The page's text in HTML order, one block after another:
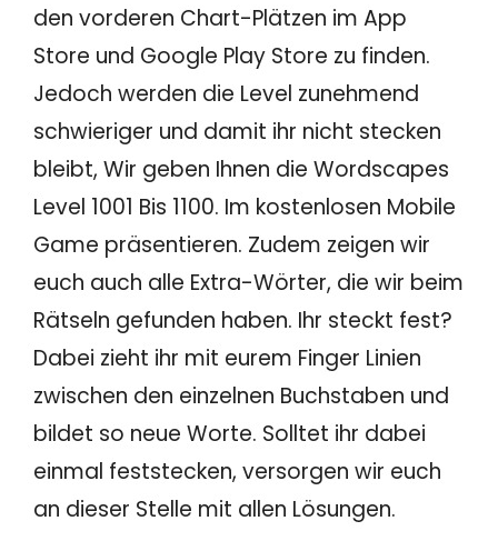
den vorderen Chart-Plätzen im App
Store und Google Play Store zu finden.
Jedoch werden die Level zunehmend
schwieriger und damit ihr nicht stecken
bleibt, Wir geben Ihnen die Wordscapes
Level 1001 Bis 1100. Im kostenlosen Mobile
Game präsentieren. Zudem zeigen wir
euch auch alle Extra-Wörter, die wir beim
Rätseln gefunden haben. Ihr steckt fest?
Dabei zieht ihr mit eurem Finger Linien
zwischen den einzelnen Buchstaben und
bildet so neue Worte. Solltet ihr dabei
einmal feststecken, versorgen wir euch
an dieser Stelle mit allen Lösungen.